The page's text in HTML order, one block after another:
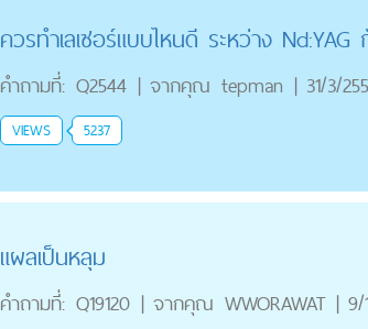
ควรทำเลเซอร์แบบไหนดี ระหว่าง
คำถามที่: Q2544 | จากคุณ tepman | 31/3/
VIEWS 5237
แผลเป็นหลุม
คำถามที่: Q19120 | จากคุณ WWORAWAT |